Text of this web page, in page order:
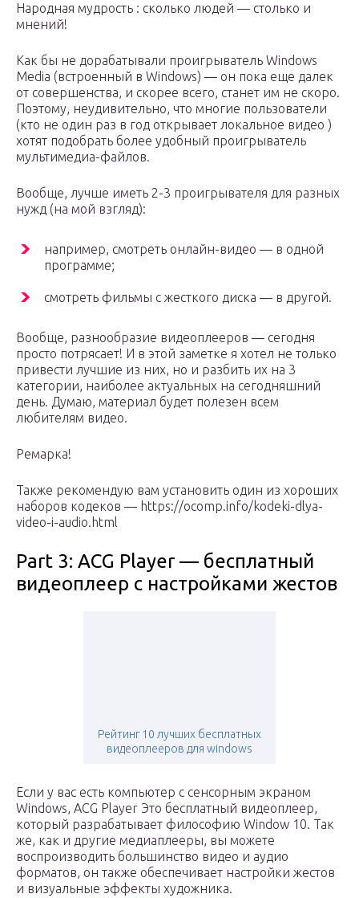
Народная мудрость : сколько людей — столько и
мнений!
Как бы не дорабатывали проигрыватель Windows
Media (встроенный в Windows) — он пока еще далек
от совершенства, и скорее всего, станет им не скоро.
Поэтому, неудивительно, что многие пользователи
(кто не один раз в год открывает локальное видео )
хотят подобрать более удобный проигрыватель
мультимедиа-файлов.
Вообще, лучше иметь 2-3 проигрывателя для разных
нужд (на мой взгляд):
например, смотреть онлайн-видео — в одной
программе;
смотреть фильмы с жесткого диска — в другой.
Вообще, разнообразие видеоплееров — сегодня
просто потрясает! И в этой заметке я хотел не только
привести лучшие из них, но и разбить их на 3
категории, наиболее актуальных на сегодняшний
день. Думаю, материал будет полезен всем
любителям видео.
Ремарка!
Также рекомендую вам установить один из хороших
наборов кодеков — https://ocomp.info/kodeki-dlya-
video-i-audio.html
Part 3: ACG Player — бесплатный
видеоплеер с настройками жестов
Рейтинг 10 лучших бесплатных
видеоплееров для windows
Если у вас есть компьютер с сенсорным экраном
Windows, ACG Player Это бесплатный видеоплеер,
который разрабатывает философию Window 10. Так
же, как и другие медиаплееры, вы можете
воспроизводить большинство видео и аудио
форматов, он также обеспечивает настройки жестов
и визуальные эффекты художника.